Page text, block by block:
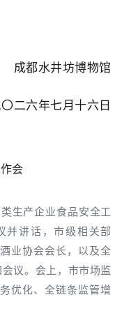
成都水井坊博物馆
二六年七月十六日
会
生产企业食品安全工
并讲话，市级相关部
业协会会长，以及全
议。会上，市市场监
优化、全链条监管增